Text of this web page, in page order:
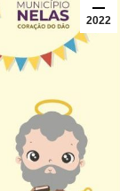
2022